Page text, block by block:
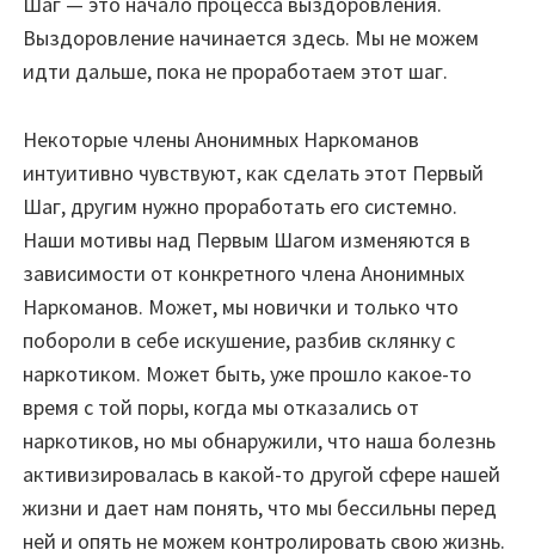
Выздоровление начинается здесь. Мы не можем
идти дальше, пока не проработаем этот шаг.
Некоторые члены Анонимных Наркоманов
интуитивно чувствуют, как сделать этот Первый
Шаг, другим нужно проработать его системно.
Наши мотивы над Первым Шагом изменяются в
зависимости от конкретного члена Анонимных
Наркоманов. Может, мы новички и только что
побороли в себе искушение, разбив склянку с
наркотиком. Может быть, уже прошло какое-то
время с той поры, когда мы отказались от
наркотиков, но мы обнаружили, что наша болезнь
активизировалась в какой-то другой сфере нашей
жизни и дает нам понять, что мы бессильны перед
ней и опять не можем контролировать свою жизнь.